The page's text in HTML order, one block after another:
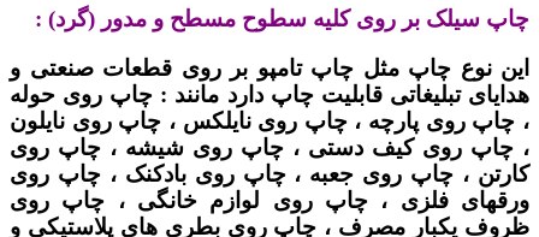
چاپ سیلک بر روی کلیه سطوح مسطح و مدور (گرد) :
این نوع چاپ مثل چاپ تامپو بر روی قطعات صنعتی و
هدایای تبلیغاتی قابلیت چاپ دارد مانند : چاپ روی حوله
، چاپ روی پارچه ، چاپ روی نایلکس ، چاپ روی نایلون
، چاپ روی کیف دستی ، چاپ روی شیشه ، چاپ روی
کارتن ، چاپ روی جعبه ، چاپ روی بادکنک ، چاپ روی
ورقهای فلزی ، چاپ روی لوازم خانگی ، چاپ روی
ظروف یکبار مصرف ، چاپ روی بطری های پلاستیکی و